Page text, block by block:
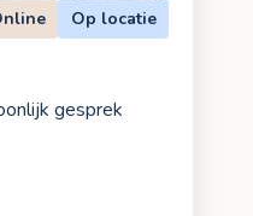
Op locatie
gesprek